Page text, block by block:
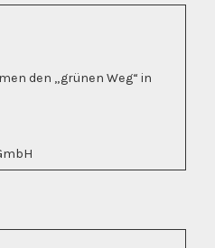
den „grünen Weg“ in